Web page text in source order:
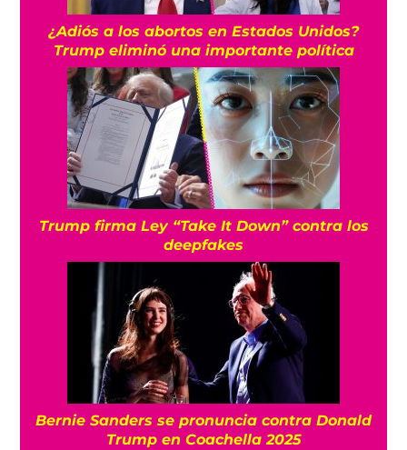
¿Adiós a los abortos en Estados Unidos?
Trump eliminó una importante política
Trump firma Ley “Take It Down” contra los
deepfakes
Bernie Sanders se pronuncia contra Donald
Trump en Coachella 2025